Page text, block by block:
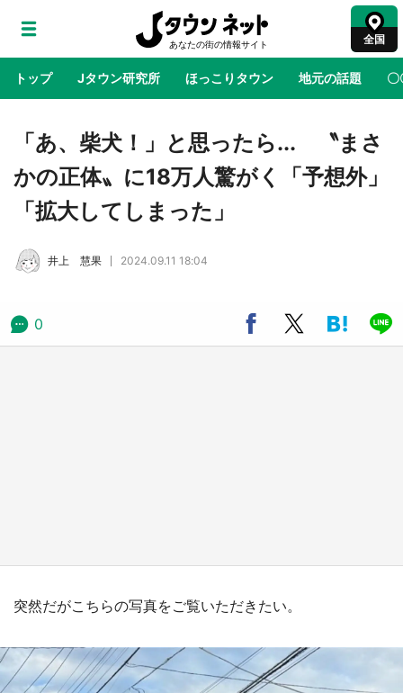
全国
トップ Jタウン研究所 ほっこりタウン 地元の話題 〇
地域×二次元 絶景 あの時はありがとう 物語がはじ
ラプラス・ダークネスが栃木県を征服！？ 県
公式プロモ動画で「聖地」が生産されてます
の「猫猫像」も【8／1～10／26】
「あ、柴犬！」と思ったら... 〝まさ
かの正体〟に18万人驚がく「予想外」
「拡大してしまった」
井上 慧果 2024.09.11 18:04
0
突然だがこちらの写真をご覧いただきたい。